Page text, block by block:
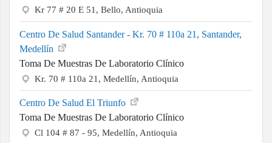
Kr 77 # 20 E 51, Bello, Antioquia
Centro De Salud Santander - Kr. 70 # 110a 21, Santander,
Medellín
Toma De Muestras De Laboratorio Clínico
Kr. 70 # 110a 21, Medellín, Antioquia
Centro De Salud El Triunfo
Toma De Muestras De Laboratorio Clínico
Cl 104 # 87 - 95, Medellín, Antioquia